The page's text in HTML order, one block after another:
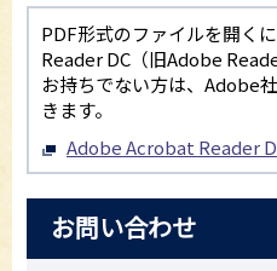
PDF形式のファイルを開く
Reader DC（旧Adobe
お持ちでない方は、Adobe
きます。
Adobe Acrobat Reader
お問い合わせ